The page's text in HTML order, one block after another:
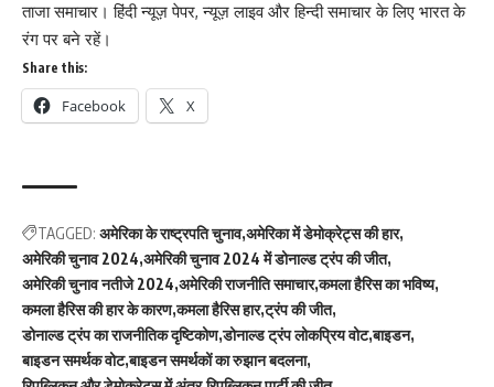
ताजा समाचार। हिंदी न्यूज़ पेपर, न्यूज़ लाइव और हिन्दी समाचार के लिए भारत के
रंग पर बने रहें।
Share this:
Facebook X
TAGGED: अमेरिका के राष्ट्रपति चुनाव अमेरिका में डेमोक्रेट्स की हार
अमेरिकी चुनाव 2024 अमेरिकी चुनाव 2024 में डोनाल्ड ट्रंप की जीत
अमेरिकी चुनाव नतीजे 2024 अमेरिकी राजनीति समाचार कमला हैरिस का भविष्य
कमला हैरिस की हार के कारण कमला हैरिस हार ट्रंप की जीत
डोनाल्ड ट्रंप का राजनीतिक दृष्टिकोण डोनाल्ड ट्रंप लोकप्रिय वोट बाइडन
बाइडन समर्थक वोट बाइडन समर्थकों का रुझान बदलना